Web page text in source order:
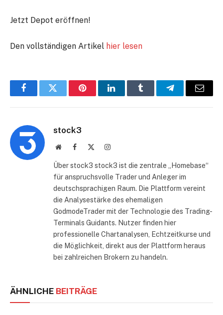
Jetzt Depot eröffnen!
Den vollständigen Artikel hier lesen
FacebookTwitter PinterestLinkedInTumblr TelegramE-
stock3
WebsiteFacebook Instagram
Über stock3 stock3 ist die zentrale „Homebase“
für anspruchsvolle Trader und Anleger im
deutschsprachigen Raum. Die Plattform vereint
die Analysestärke des ehemaligen
GodmodeTrader mit der Technologie des Trading-
Terminals Guidants. Nutzer finden hier
professionelle Chartanalysen, Echtzeitkurse und
die Möglichkeit, direkt aus der Plattform heraus
bei zahlreichen Brokern zu handeln.
ÄHNLICHE BEITRÄGE